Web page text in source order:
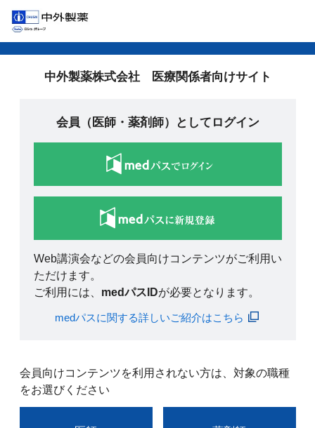
中外製薬株式会社 医療関係者向けサイト
会員（医師・薬剤師）としてログイン
Web講演会などの会員向けコンテンツがご利用い
ただけます。
ご利用には、 medパスIDが必要となります。
medパスに関する詳しいご紹介はこちら
会員向けコンテンツを利用されない方は、対象の職種
をお選びください